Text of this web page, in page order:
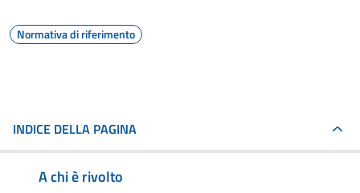
Normativa di riferimento
INDICE DELLA PAGINA
A chi è rivolto